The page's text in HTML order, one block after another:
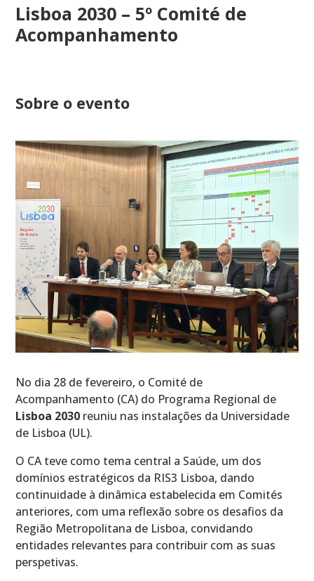
Lisboa 2030 – 5º Comité de
Acompanhamento
Sobre o evento
No dia 28 de fevereiro, o Comité de
Acompanhamento (CA) do Programa Regional de
Lisboa 2030 reuniu nas instalações da Universidade
de Lisboa (UL).
O CA teve como tema central a Saúde, um dos
domínios estratégicos da RIS3 Lisboa, dando
continuidade à dinâmica estabelecida em Comités
anteriores, com uma reflexão sobre os desafios da
Região Metropolitana de Lisboa, convidando
entidades relevantes para contribuir com as suas
perspetivas.